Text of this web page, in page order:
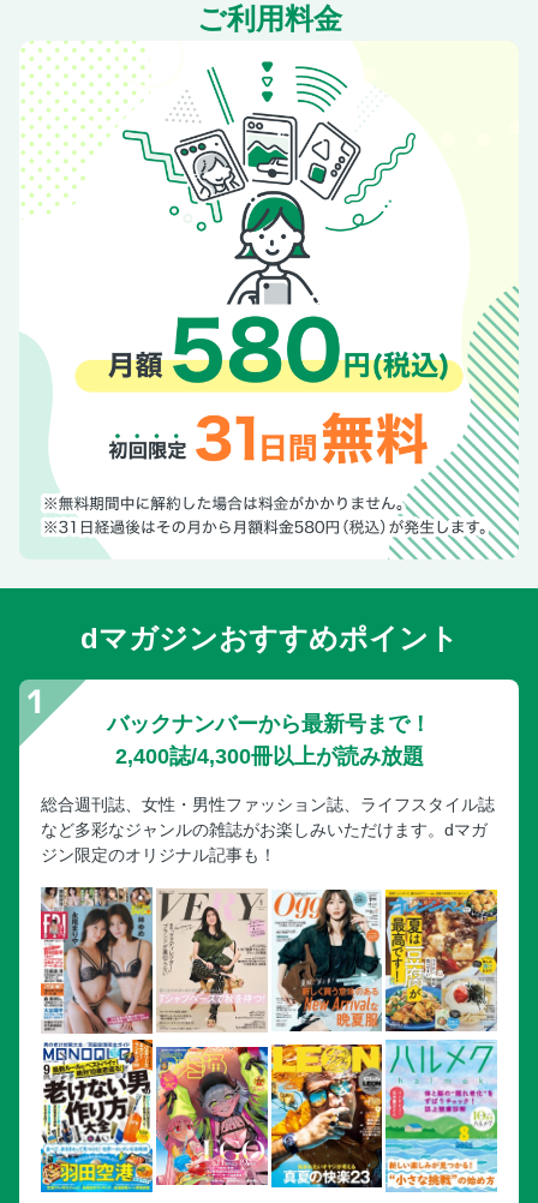
ご利用料金
dマガジンおすすめポイント
バックナンバーから最新号まで！
2,400誌/4,300冊以上が読み放題
総合週刊誌、女性・男性ファッション誌、ライフスタイル誌
など多彩なジャンルの雑誌がお楽しみいただけます。dマガ
ジン限定のオリジナル記事も！